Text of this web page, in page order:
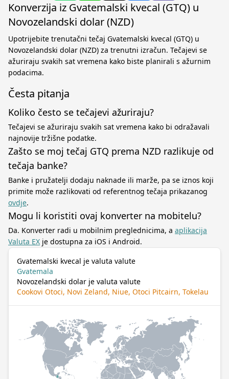
Konverzija iz Gvatemalski kvecal (GTQ) u
Novozelandski dolar (NZD)
Upotrijebite trenutačni tečaj Gvatemalski kvecal (GTQ) u
Novozelandski dolar (NZD) za trenutni izračun. Tečajevi se
ažuriraju svakih sat vremena kako biste planirali s ažurnim
podacima.
Česta pitanja
Koliko često se tečajevi ažuriraju?
Tečajevi se ažuriraju svakih sat vremena kako bi odražavali
najnovije tržišne podatke.
Zašto se moj tečaj GTQ prema NZD razlikuje od
tečaja banke?
Banke i pružatelji dodaju naknade ili marže, pa se iznos koji
primite može razlikovati od referentnog tečaja prikazanog
ovdje.
Mogu li koristiti ovaj konverter na mobitelu?
Da. Konverter radi u mobilnim preglednicima, a aplikacija
Valuta EX je dostupna za iOS i Android.
Gvatemalski kvecal je valuta valute
Gvatemala
Novozelandski dolar je valuta valute
Cookovi Otoci, Novi Zeland, Niue, Otoci Pitcairn, Tokelau